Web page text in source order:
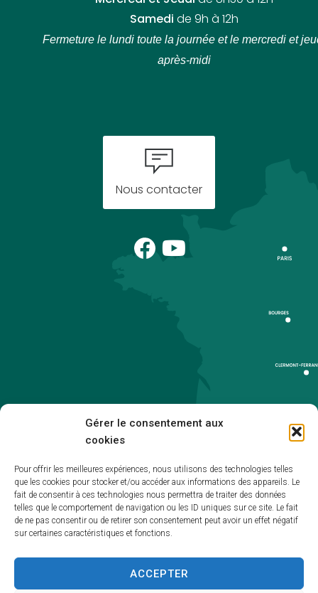
Gérer le consentement aux
cookies
Pour offrir les meilleures expériences, nous utilisons des technologies telles
que les cookies pour stocker et/ou accéder aux informations des appareils. Le
fait de consentir à ces technologies nous permettra de traiter des données
telles que le comportement de navigation ou les ID uniques sur ce site. Le fait
de ne pas consentir ou de retirer son consentement peut avoir un effet négatif
sur certaines caractéristiques et fonctions.
ACCEPTER
Samedi de 9h à 12h
Fermeture le lundi toute la journée et le mercredi et
après-midi
Nous contacter
Accessibilité